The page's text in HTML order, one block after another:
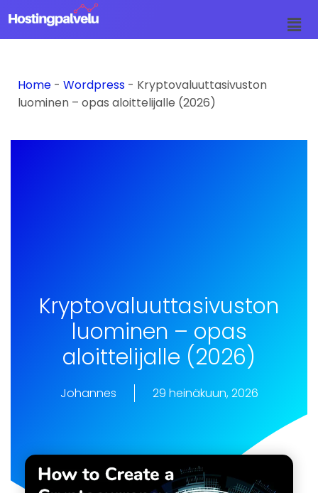
Siirry
Home - Wordpress - Kryptovaluuttasivuston
luominen – opas aloittelijalle (2026)
Kryptovaluuttasivuston
luominen – opas
aloittelijalle (2026)
Johannes 29 heinäkuun, 2026